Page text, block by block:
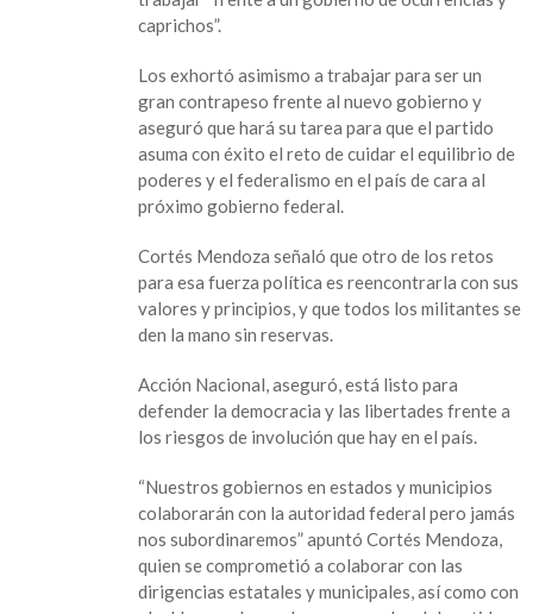
caprichos”.
Los exhortó asimismo a trabajar para ser un
gran contrapeso frente al nuevo gobierno y
aseguró que hará su tarea para que el partido
asuma con éxito el reto de cuidar el equilibrio de
poderes y el federalismo en el país de cara al
próximo gobierno federal.
Cortés Mendoza señaló que otro de los retos
para esa fuerza política es reencontrarla con sus
valores y principios, y que todos los militantes se
den la mano sin reservas.
Acción Nacional, aseguró, está listo para
defender la democracia y las libertades frente a
los riesgos de involución que hay en el país.
“Nuestros gobiernos en estados y municipios
colaborarán con la autoridad federal pero jamás
nos subordinaremos” apuntó Cortés Mendoza,
quien se comprometió a colaborar con las
dirigencias estatales y municipales, así como con